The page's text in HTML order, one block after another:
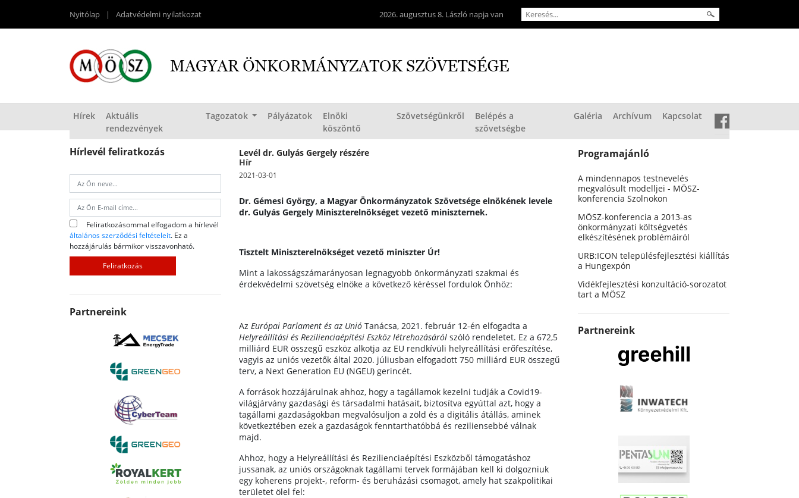
Nyitólap | Adatvédelmi nyilatkozat 2026. augusztus 8. László napja van
Hírek
Aktuális
rendezvények
Tagozatok Pályázatok
Elnöki
köszöntő
Szövetségünkről
Belépés a
szövetségbe
Galéria Archívum Kapcsolat
Hírlevél feliratkozás
Feliratkozásommal elfogadom a hírlevél
általános szerződési feltételeit. Ez a
hozzájárulás bármikor visszavonható.
Partnereink
Levél dr. Gulyás Gergely részére
Hír
2021-03-01
Dr. Gémesi György, a Magyar Önkormányzatok Szövetsége elnökének levele
dr. Gulyás Gergely Miniszterelnökséget vezető miniszternek.
Tisztelt Miniszterelnökséget vezető miniszter Úr!
Mint a lakosságszámarányosan legnagyobb önkormányzati szakmai és
érdekvédelmi szövetség elnöke a következő kéréssel fordulok Önhöz:
Az Európai Parlament és az Unió Tanácsa, 2021. február 12-én elfogadta a
Helyreállítási és Rezilienciaépítési Eszköz létrehozásáról szóló rendeletet. Ez a 672,5
milliárd EUR összegű eszköz alkotja az EU rendkívüli helyreállítási erőfeszítése,
vagyis az uniós vezetők által 2020. júliusban elfogadott 750 milliárd EUR összegű
terv, a Next Generation EU (NGEU) gerincét.
A források hozzájárulnak ahhoz, hogy a tagállamok kezelni tudják a Covid19-
világjárvány gazdasági és társadalmi hatásait, biztosítva egyúttal azt, hogy a
tagállami gazdaságokban megvalósuljon a zöld és a digitális átállás, aminek
következtében ezek a gazdaságok fenntarthatóbbá és reziliensebbé válnak
majd.
Ahhoz, hogy a Helyreállítási és Rezilienciaépítési Eszközből támogatáshoz
jussanak, az uniós országoknak tagállami tervek formájában kell ki dolgozniuk
egy koherens projekt-, reform- és beruházási csomagot, amely hat szakpolitikai
területet ölel fel:
Programajánló
A mindennapos testnevelés
megvalósult modelljei - MÖSZ-
konferencia Szolnokon
MÖSZ-konferencia a 2013-as
önkormányzati költségvetés
elkészítésének problémáiról
URB:ICON településfejlesztési kiállítás
a Hungexpón
Vidékfejlesztési konzultáció-sorozatot
tart a MÖSZ
Partnereink